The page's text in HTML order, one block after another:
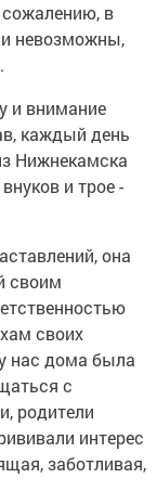
в
невозможны,
и внимание
каждый день
Нижнекамска
и трое
она
своим
своих
нас дома была
с
родители
интерес
заботливая,